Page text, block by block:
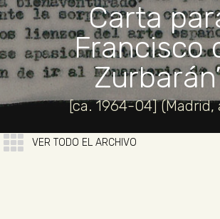
Carta
Francisco
[ca. 1964-04] (Madrid,
VER TODO EL ARCHIVO